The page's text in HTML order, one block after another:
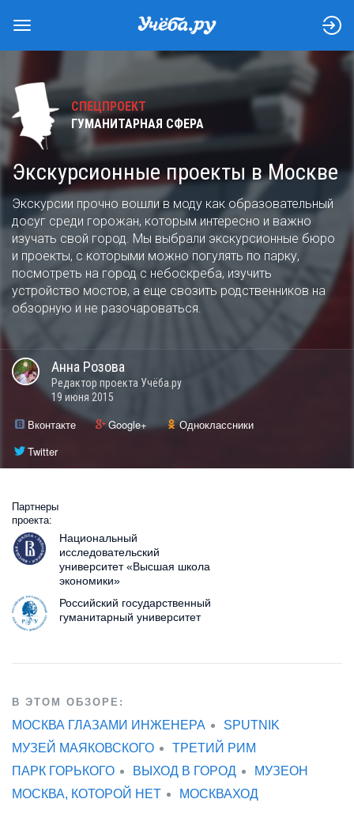
СПЕЦПРОЕКТ
ГУМАНИТАРНАЯ СФЕРА
Экскурсионные проекты в Москве
Экскурсии прочно вошли в моду как образовательный
досуг среди горожан, которым интересно и важно
изучать свой город. Мы выбрали экскурсионные бюро
и проекты, с которыми можно погулять по парку,
посмотреть на город с небоскреба, изучить
устройство мостов, а еще свозить родственников на
обзорную и не разочароваться.
Анна Розова
Редактор проекта Учёба.ру
19 июня 2015
Вконтакте Google+
Одноклассники
Twitter
Партнеры
проекта:
Национальный
исследовательский
университет «Высшая школа
экономики»
Российский государственный
гуманитарный университет
В ЭТОМ ОБЗОРЕ:
МОСКВА ГЛАЗАМИ ИНЖЕНЕРА
SPUTNIK
МУЗЕЙ МАЯКОВСКОГО
ТРЕТИЙ РИМ
ПАРК ГОРЬКОГО
ВЫХОД В ГОРОД
МУЗЕОН
МОСКВА, КОТОРОЙ НЕТ
МОСКВАХОД